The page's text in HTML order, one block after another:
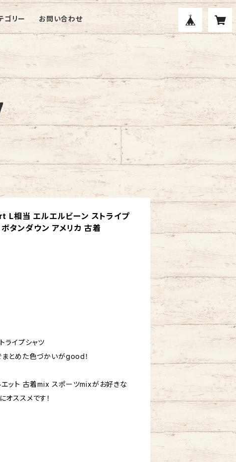
ゴリー お問い合わせ
L相当 エルエルビーン ストライプ
タンダウン アメリカ 古着
ライプシャツ
とめた色づかいがgood！
ット 古着mix スポーツmixがお好きな
ススメです！